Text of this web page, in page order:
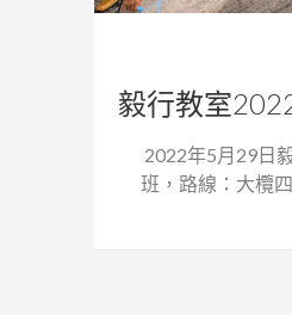
毅行教室
2022年5月29日
班，路線：大欖